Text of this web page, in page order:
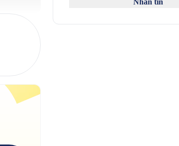
Nhắn tin